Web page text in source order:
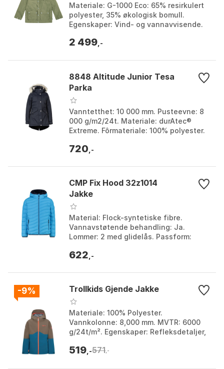
Materiale: G-1000 Eco: 65% resirkulert
polyester, 35% økologisk bomull.
Egenskaper: Vind- og vannavvisende.
sidelommer med gl...
2 499 ,-
8848 Altitude Junior Tesa
Parka
Vanntetthet: 10 000 mm. Pusteevne: 8
000 g/m2/24t. Materiale: durAtec®
Extreme. Fôrmateriale: 100% polyester.
720 ,-
CMP Fix Hood 32z1014
Jakke
Material: Flock-syntetiske fibre.
Vannavstøtende behandling: Ja.
Lommer: 2 med glidelås. Passform:
12Y, 14Y, 16Y, 8Y.
622 ,-
-9% Trollkids Gjende Jakke
Materiale: 100% Polyester.
Vannkolonne: 8,000 mm. MVTR: 6000
g/24t/m². Egenskaper: Refleksdetaljer,
Kiwi / mystic blue,...
519 ,-571 ,-